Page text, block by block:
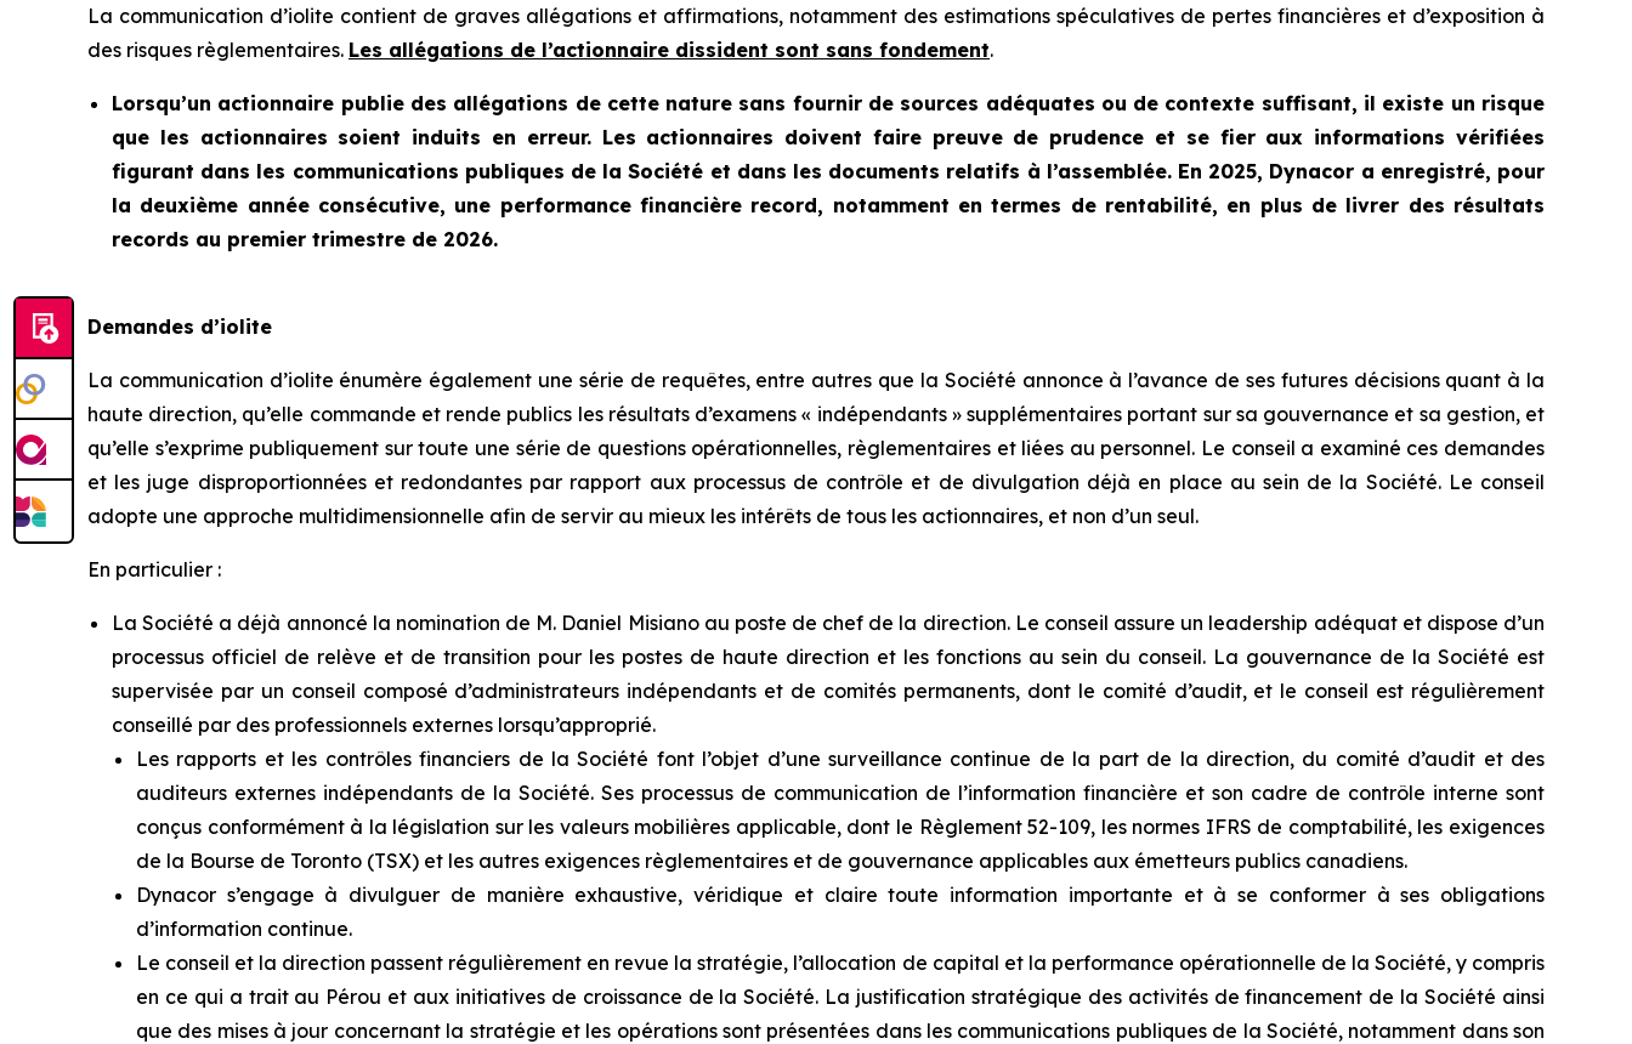
La communication d’iolite contient de graves allégations et affirmations, notamment des estimations spéculatives de pertes financières et d’exposition à
des risques règlementaires. Les allégations de l’actionnaire dissident sont sans fondement.
Lorsqu’un actionnaire publie des allégations de cette nature sans fournir de sources adéquates ou de contexte suffisant, il existe un risque
que les actionnaires soient induits en erreur. Les actionnaires doivent faire preuve de prudence et se fier aux informations vérifiées
figurant dans les communications publiques de la Société et dans les documents relatifs à l’assemblée. En 2025, Dynacor a enregistré, pour
la deuxième année consécutive, une performance financière record, notamment en termes de rentabilité, en plus de livrer des résultats
records au premier trimestre de 2026.
Demandes d’iolite
La communication d’iolite énumère également une série de requêtes, entre autres que la Société annonce à l’avance de ses futures décisions quant à la
haute direction, qu’elle commande et rende publics les résultats d’examens « indépendants » supplémentaires portant sur sa gouvernance et sa gestion, et
qu’elle s’exprime publiquement sur toute une série de questions opérationnelles, règlementaires et liées au personnel. Le conseil a examiné ces demandes
et les juge disproportionnées et redondantes par rapport aux processus de contrôle et de divulgation déjà en place au sein de la Société. Le conseil
adopte une approche multidimensionnelle afin de servir au mieux les intérêts de tous les actionnaires, et non d’un seul.
En particulier :
La Société a déjà annoncé la nomination de M. Daniel Misiano au poste de chef de la direction. Le conseil assure un leadership adéquat et dispose d’un
processus officiel de relève et de transition pour les postes de haute direction et les fonctions au sein du conseil. La gouvernance de la Société est
supervisée par un conseil composé d’administrateurs indépendants et de comités permanents, dont le comité d’audit, et le conseil est régulièrement
conseillé par des professionnels externes lorsqu’approprié.
Les rapports et les contrôles financiers de la Société font l’objet d’une surveillance continue de la part de la direction, du comité d’audit et des
auditeurs externes indépendants de la Société. Ses processus de communication de l’information financière et son cadre de contrôle interne sont
conçus conformément à la législation sur les valeurs mobilières applicable, dont le Règlement 52-109, les normes IFRS de comptabilité, les exigences
de la Bourse de Toronto (TSX) et les autres exigences règlementaires et de gouvernance applicables aux émetteurs publics canadiens.
Dynacor s’engage à divulguer de manière exhaustive, véridique et claire toute information importante et à se conformer à ses obligations
d’information continue.
Le conseil et la direction passent régulièrement en revue la stratégie, l’allocation de capital et la performance opérationnelle de la Société, y compris
en ce qui a trait au Pérou et aux initiatives de croissance de la Société. La justification stratégique des activités de financement de la Société ainsi
que des mises à jour concernant la stratégie et les opérations sont présentées dans les communications publiques de la Société, notamment dans son